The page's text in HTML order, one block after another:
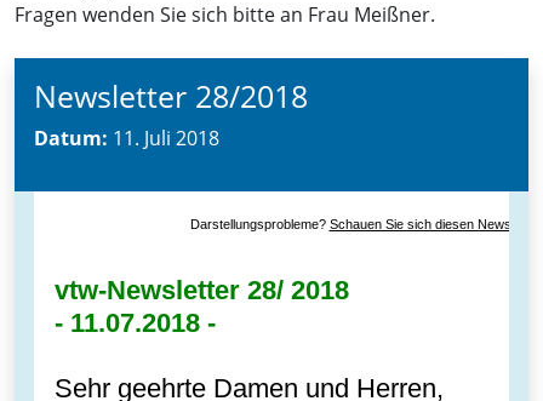
Fragen wenden Sie sich bitte an Frau Meißner.
Newsletter 28/2018
Datum: 11. Juli 2018